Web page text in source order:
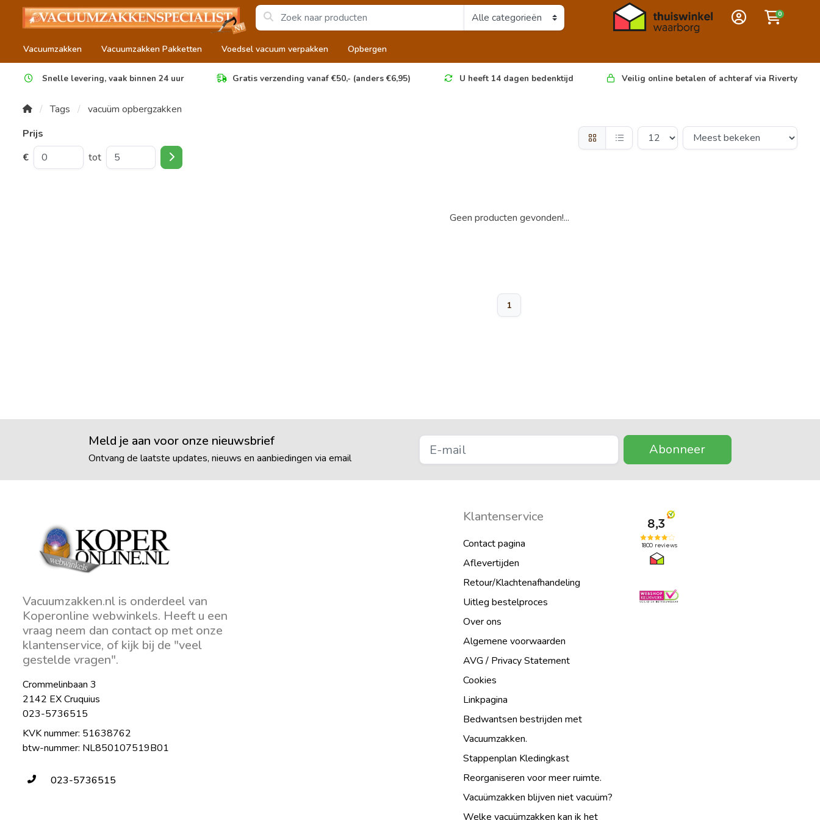
0
Vacuumzakken Vacuumzakken Pakketten Voedsel vacuum verpakken Opbergen
Snelle levering, vaak binnen 24 uur Gratis verzending vanaf €50,- (anders €6,95) U heeft 14 dagen bedenktijd Veilig online betalen of achteraf via Riverty
Tags
vacuüm opbergzakken
Prijs
€
tot
Geen producten gevonden!...
1
Meld je aan voor onze nieuwsbrief
Ontvang de laatste updates, nieuws en aanbiedingen via email
Abonneer
Vacuumzakken.nl is onderdeel van
Koperonline webwinkels. Heeft u een
vraag neem dan contact op met onze
klantenservice, of kijk bij de "veel
gestelde vragen".
Crommelinbaan 3
2142 EX Cruquius
023-5736515
KVK nummer: 51638762
btw-nummer: NL850107519B01
023-5736515
Klantenservice
Contact pagina
Aflevertijden
Retour/Klachtenafhandeling
Uitleg bestelproces
Over ons
Algemene voorwaarden
AVG / Privacy Statement
Cookies
Linkpagina
Bedwantsen bestrijden met
Vacuumzakken.
Stappenplan Kledingkast
Reorganiseren voor meer ruimte.
Vacuümzakken blijven niet vacuüm?
Welke vacuümzakken kan ik het